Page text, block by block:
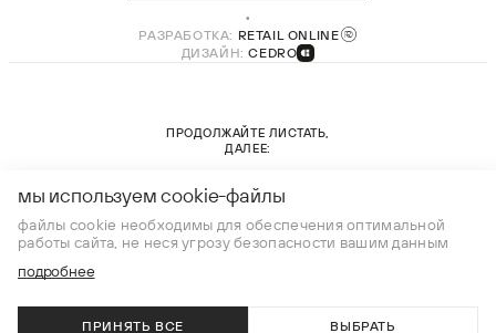
РАЗРАБОТКА: RETAIL ONLINE
ДИЗАЙН:CEDRO
ПРОДОЛЖАЙТЕ ЛИСТАТЬ,
ДАЛЕЕ:
новая коллекция
мы используем cookie-файлы
файлы cookie необходимы для обеспечения оптимальной
работы сайта, не неся угрозу безопасности вашим данным
подробнее
ПРИНЯТЬ ВСЕ ВЫБРАТЬ